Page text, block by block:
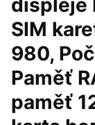
displeje
SIM
980,
Paměť
paměť